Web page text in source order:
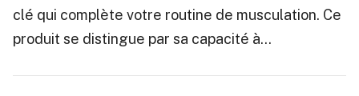
clé qui complète votre routine de musculation. Ce
produit se distingue par sa capacité à…